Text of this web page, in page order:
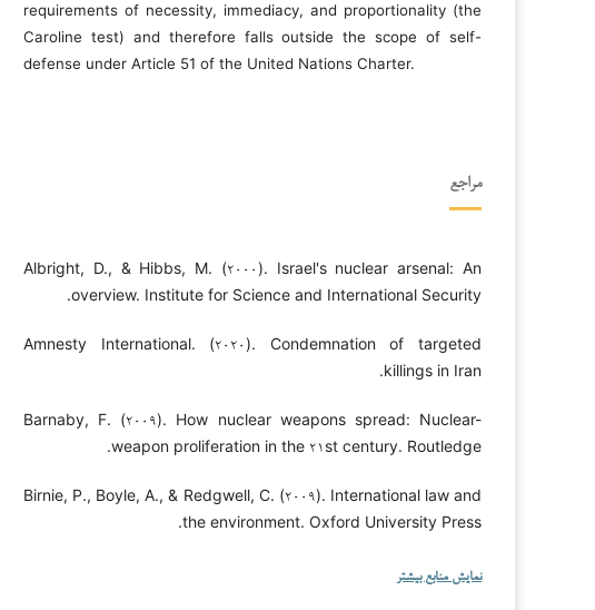
requirements of necessity, immediacy, and proportionality (the
Caroline test) and therefore falls outside the scope of self-
defense under Article 51 of the United Nations Charter.
مراجع
Albright, D., & Hibbs, M. (۲۰۰۰). Israel's nuclear arsenal: An
overview. Institute for Science and International Security.
Amnesty International. (۲۰۲۰). Condemnation of targeted
killings in Iran.
Barnaby, F. (۲۰۰۹). How nuclear weapons spread: Nuclear-
weapon proliferation in the ۲۱st century. Routledge.
Birnie, P., Boyle, A., & Redgwell, C. (۲۰۰۹). International law and
the environment. Oxford University Press.
نمایش منابع بیشتر